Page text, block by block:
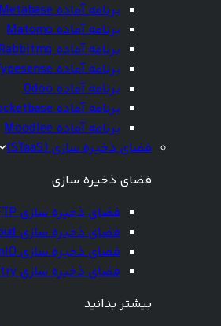
برنامه آماده Metabase
برنامه آماده Matomo
برنامه آماده Rabbitmq
برنامه آماده Typesense
برنامه آماده Odoo
برنامه آماده Pocketbase
برنامه آماده Moodlee
فضای ذخیره سازی (STaaS)
فضای ذخیره سازی
فضای ذخیره سازی FTP
فضای ذخیره سازی Nextcloud
فضای ذخیره سازی MinIO
فضای ذخیره سازی Docker Registry
بیشتر بدانید